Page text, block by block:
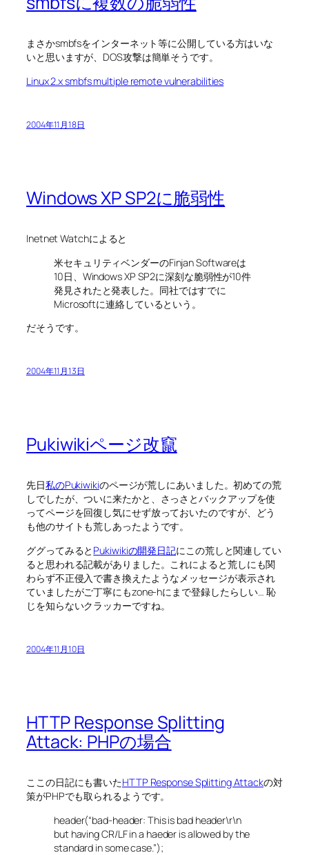
まさかsmbfsをインターネット等に公開している方はいな
いと思いますが、DOS攻撃は簡単そうです。
Linux 2.x smbfs multiple remote vulnerabilities
2004年11月18日
Windows XP SP2に脆弱性
Inetnet Watchによると
米セキュリティベンダーのFinjan Softwareは
10日、Windows XP SP2に深刻な脆弱性が10件
発見されたと発表した。同社ではすでに
Microsoftに連絡しているという。
だそうです。
2004年11月13日
Pukiwikiページ改竄
先日私のPukiwikiのページが荒しにあいました。初めての荒
しでしたが、ついに来たかと、さっさとバックアップを使
ってページを回復し気にせず放っておいたのですが、どう
も他のサイトも荒しあったようです。
ググってみると Pukiwikiの開発日記にこの荒しと関連してい
ると思われる記載がありました。これによると荒しにも関
わらず不正侵入で書き換えたようなメッセージが表示され
ていましたがご丁寧にもzone-hにまで登録したらしい… 恥
じを知らないクラッカーですね。
2004年11月10日
HTTP Response Splitting
Attack: PHPの場合
ここの日記にも書いたHTTP Response Splitting Attackの対
策がPHPでも取られるようです。
header(“bad-header: This is bad header\r\n
but having CR/LF in a haeder is allowed by the
standard in some case.”);